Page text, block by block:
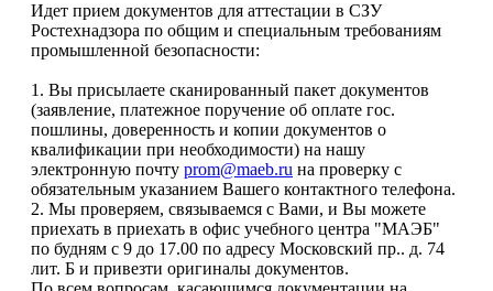
Идет прием документов для аттестации в СЗУ
Ростехнадзора по общим и специальным требованиям
промышленной безопасности:
1. Вы присылаете сканированный пакет документов
(заявление, платежное поручение об оплате гос.
пошлины, доверенность и копии документов о
квалификации при необходимости) на нашу
электронную почту prom@maeb.ru на проверку с
обязательным указанием Вашего контактного телефона.
2. Мы проверяем, связываемся с Вами, и Вы можете
приехать в приехать в офис учебного центра "МАЭБ"
по будням с 9 до 17.00 по адресу Московский пр.. д. 74
лит. Б и привезти оригиналы документов.